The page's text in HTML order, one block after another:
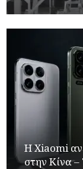
Η Xiaomi
στην Κίνα –